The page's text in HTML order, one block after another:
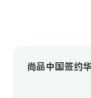
尚品中国签约